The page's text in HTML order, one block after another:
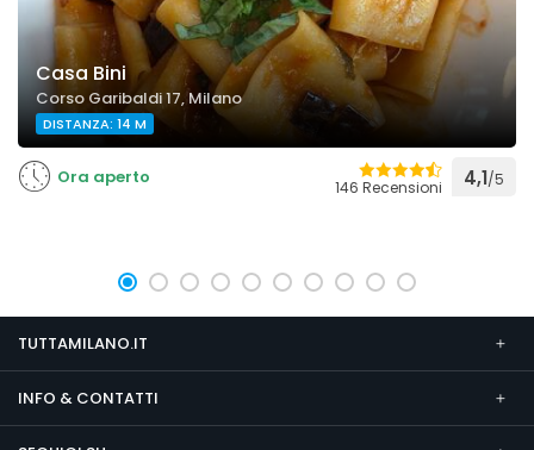
Casa Bini
Corso Garibaldi 17, Milano
DISTANZA: 14 M
Ora aperto 146 Recensioni 4,1/5
TUTTAMILANO.IT
INFO & CONTATTI